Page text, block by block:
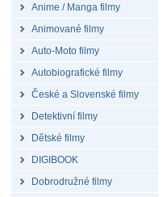
Anime / Manga filmy
Animované filmy
Auto-Moto filmy
Autobiografické filmy
České a Slovenské filmy
Detektivní filmy
Dětské filmy
DIGIBOOK
Dobrodružné filmy